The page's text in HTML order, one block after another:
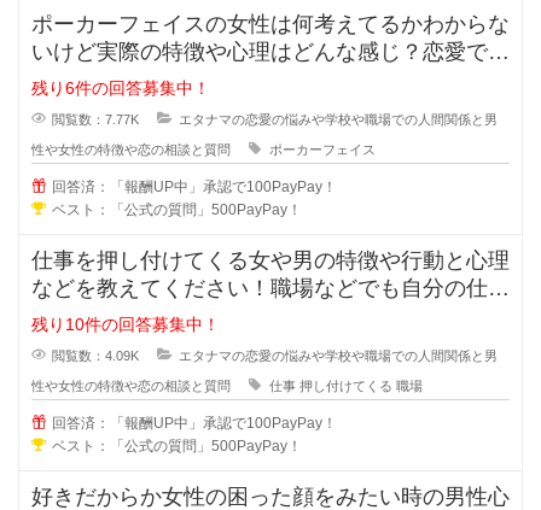
ポーカーフェイスの女性は何考えてるかわからな
いけど実際の特徴や心理はどんな感じ？恋愛では
ポーカーフェイスの女性ってモテる
残り6件の回答募集中！
閲覧数：7.77K エタナマの恋愛の悩みや学校や職場での人間関係と男
性や女性の特徴や恋の相談と質問 ポーカーフェイス
回答済：「報酬UP中」承認で100PayPay！
ベスト：「公式の質問」500PayPay！
仕事を押し付けてくる女や男の特徴や行動と心理
などを教えてください！職場などでも自分の仕事
なのに人に押し付けてくる人ってい
残り10件の回答募集中！
閲覧数：4.09K エタナマの恋愛の悩みや学校や職場での人間関係と男
性や女性の特徴や恋の相談と質問 仕事 押し付けてくる 職場
回答済：「報酬UP中」承認で100PayPay！
ベスト：「公式の質問」500PayPay！
好きだからか女性の困った顔をみたい時の男性心